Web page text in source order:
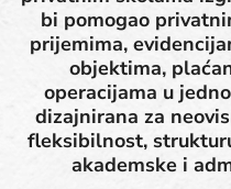
bi pomogao
prijemima,
objektima,
operacijama u
dizajnirana za
fleksibilnost,
akademske i